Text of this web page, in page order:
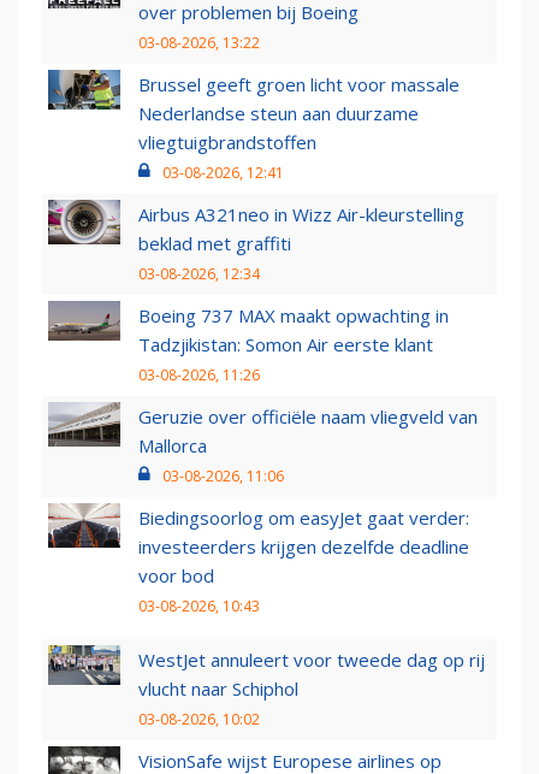
over problemen bij Boeing
03-08-2026, 13:22
Brussel geeft groen licht voor massale
Nederlandse steun aan duurzame
vliegtuigbrandstoffen
03-08-2026, 12:41
Airbus A321neo in Wizz Air-kleurstelling
beklad met graffiti
03-08-2026, 12:34
Boeing 737 MAX maakt opwachting in
Tadzjikistan: Somon Air eerste klant
03-08-2026, 11:26
Geruzie over officiële naam vliegveld van
Mallorca
03-08-2026, 11:06
Biedingsoorlog om easyJet gaat verder:
investeerders krijgen dezelfde deadline
voor bod
03-08-2026, 10:43
WestJet annuleert voor tweede dag op rij
vlucht naar Schiphol
03-08-2026, 10:02
VisionSafe wijst Europese airlines op